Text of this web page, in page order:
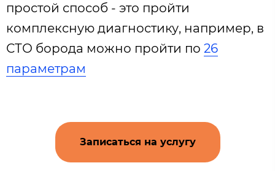
простой способ - это пройти
комплексную диагностику, например, в
СТО борода можно пройти по 26
параметрам
Записаться на услугу